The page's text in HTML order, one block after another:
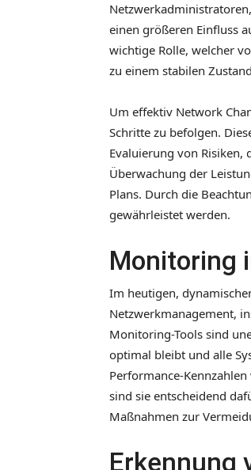
einen größeren Einfluss
wichtige Rolle, welcher
zu einem stabilen
Um effektiv Network
Schritte zu befolgen.
Evaluierung von
Überwachung der
Plans. Durch die
gewährleistet werden.
Monitoring
Im heutigen,
Netzwerkmanagement,
Monitoring-Tools sind
optimal bleibt und alle
Performance-
sind sie entscheidend
Maßnahmen zur
Erkennung